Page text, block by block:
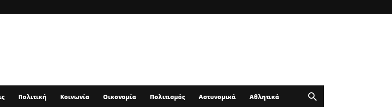
Πολιτική Κοινωνία Οικονομία Πολιτισμός Αστυνομικά Αθλητικά